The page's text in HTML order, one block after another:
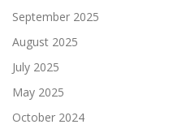
September 2025
August 2025
July 2025
May 2025
October 2024